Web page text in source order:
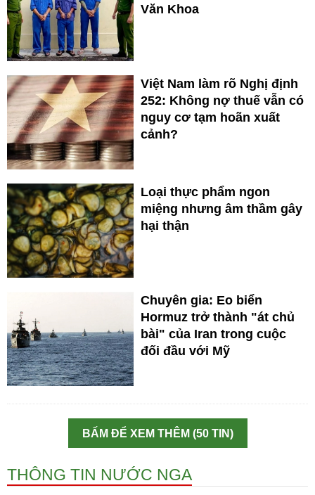
Văn Khoa
Việt Nam làm rõ Nghị định
252: Không nợ thuế vẫn có
nguy cơ tạm hoãn xuất
cảnh?
Loại thực phẩm ngon
miệng nhưng âm thầm gây
hại thận
Chuyên gia: Eo biển
Hormuz trở thành "át chủ
bài" của Iran trong cuộc
đối đầu với Mỹ
BẤM ĐỂ XEM THÊM (50 TIN)
THÔNG TIN NƯỚC NGA